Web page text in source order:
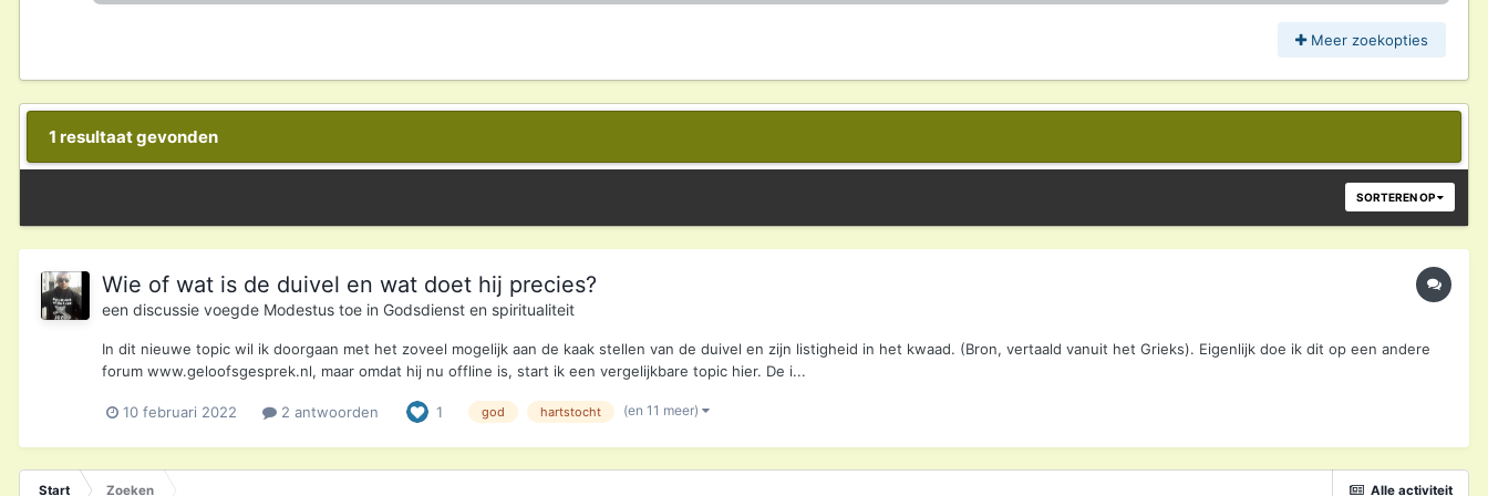
Meer zoekopties
1 resultaat gevonden
SORTEREN OP
Wie of wat is de duivel en wat doet hij precies?
een discussie voegde Modestus toe in Godsdienst en spiritualiteit
In dit nieuwe topic wil ik doorgaan met het zoveel mogelijk aan de kaak stellen van de duivel en zijn listigheid in het kwaad. (Bron, vertaald vanuit het Grieks). Eigenlijk doe ik dit op een andere
forum www.geloofsgesprek.nl, maar omdat hij nu offline is, start ik een vergelijkbare topic hier. De i...
10 februari 2022 2 antwoorden 1 god hartstocht (en 11 meer)
Alle activiteit
Start Zoeken